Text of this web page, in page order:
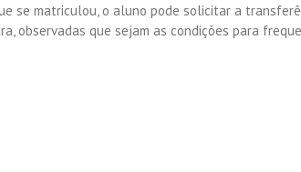
se matriculou, o aluno pode solicitar a
observadas que sejam as condições para